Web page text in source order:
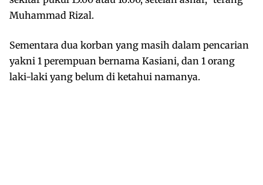
Muhammad Rizal.
Sementara dua korban yang masih dalam pencarian
yakni 1 perempuan bernama Kasiani, dan 1 orang
laki-laki yang belum di ketahui namanya.